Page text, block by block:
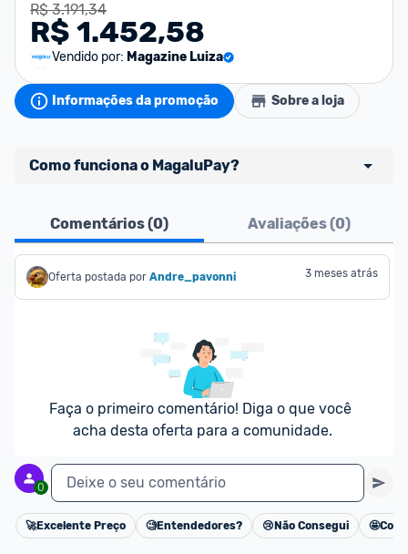
R$ 3.191,34
R$ 1.452,58
Vendido por: Magazine Luiza
Informações da promoção Sobre a loja
Como funciona o MagaluPay?
se aos detalhes abaixo:
- É necessário ter o valor total da compra (produto
+ frete) em forma de saldo na carteira MagaluPay;
- Você pode transferir a quantia da sua conta
bancária para o MagaluPay por PIX;
- Para parclar compras, é necessário cadastrar seu
cartão de crédito no MagaluPay;
Comentários (0) Avaliações (0)
Oferta postada por Andre_pavonni 3 meses atrás
Faça o primeiro comentário! Diga o que você
acha desta oferta para a comunidade.
0 Deixe o seu comentário
Cancelar
🚀Excelente Preço 🧐Entendedores? 😢 Não Consegui 🤩